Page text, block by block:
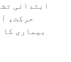
ابتدائی
حرکت،
بیماری